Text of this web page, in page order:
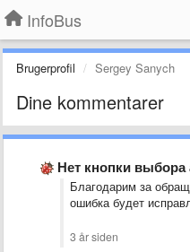
InfoBus
Brugerprofil Sergey Sanych
Dine kommentarer
Нет кнопки выбора
Благодарим за
ошибка будет
3 år siden